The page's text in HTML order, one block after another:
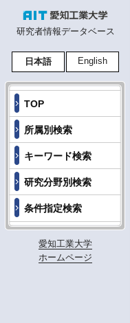
研究者情報データベース
日本語 English
TOP
所属別検索
キーワード検索
研究分野別検索
条件指定検索
愛知工業大学
ホームページ